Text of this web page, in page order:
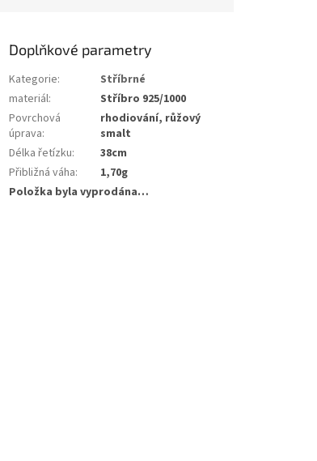
Doplňkové parametry
Kategorie:
Stříbrné
materiál:
Stříbro 925/1000
Povrchová
úprava:
rhodiování, růžový
smalt
Délka řetízku:
38cm
Přibližná váha:
1,70g
Položka byla vyprodána…